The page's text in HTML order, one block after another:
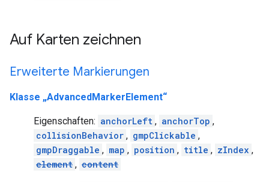
Auf Karten zeichnen
Erweiterte Markierungen
Klasse „AdvancedMarkerElement“
Eigenschaften: anchorLeft , anchorTop ,
collisionBehavior , gmpClickable ,
gmpDraggable , map , position , title , zIndex ,
element , content